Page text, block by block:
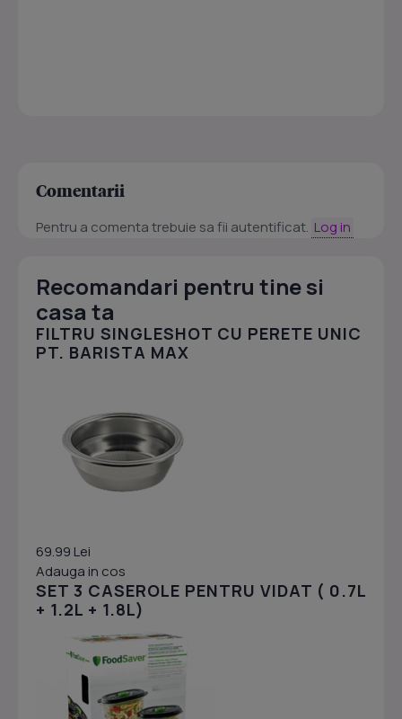
Comentarii
Pentru a comenta trebuie sa fii autentificat. Log in
Recomandari pentru tine si
casa ta
FILTRU SINGLESHOT CU PERETE UNIC
PT. BARISTA MAX
69.99 Lei
Adauga in cos
SET 3 CASEROLE PENTRU VIDAT ( 0.7L
+ 1.2L + 1.8L)